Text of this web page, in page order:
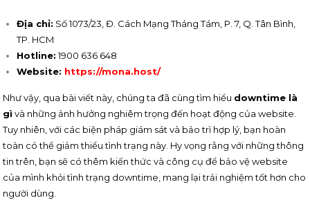
Địa chỉ: Số 1073/23, Đ. Cách Mạng Tháng Tám, P. 7, Q. Tân Bình,
TP. HCM
Hotline:1900 636 648
Website: https://mona.host/
Như vậy, qua bài viết này, chúng ta đã cùng tìm hiểu downtime là
gì và những ảnh hưởng nghiêm trọng đến hoạt động của website.
Tuy nhiên, với các biện pháp giám sát và bảo trì hợp lý, bạn hoàn
toàn có thể giảm thiểu tình trạng này. Hy vọng rằng với những thông
tin trên, bạn sẽ có thêm kiến thức và công cụ để bảo vệ website
của mình khỏi tình trạng downtime, mang lại trải nghiệm tốt hơn cho
người dùng.